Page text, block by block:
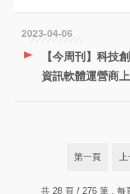
2023-04-06
【今周刊】科技
資訊軟體運營商
第一頁 上
共 28 頁 / 276 筆 , 每